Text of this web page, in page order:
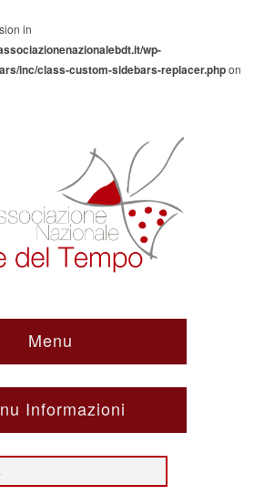
in
wp-
inc/class-custom-sidebars-replacer.phpon
Menu
Informazioni